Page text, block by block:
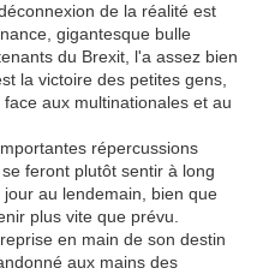
de la réalité est
gigantesque bulle
du Brexit, l'a assez bien
la victoire des petites gens,
aux multinationales et au
répercussions
feront plutôt sentir à long
au lendemain, bien que
plus vite que prévu.
en main de son destin
aux mains des